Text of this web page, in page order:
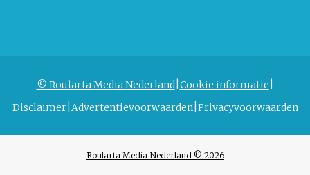
© Roularta Media Nederland Cookie informatie
Disclaimer Advertentievoorwaarden Privacyvoorwaarden
Roularta Media Nederland © 2026